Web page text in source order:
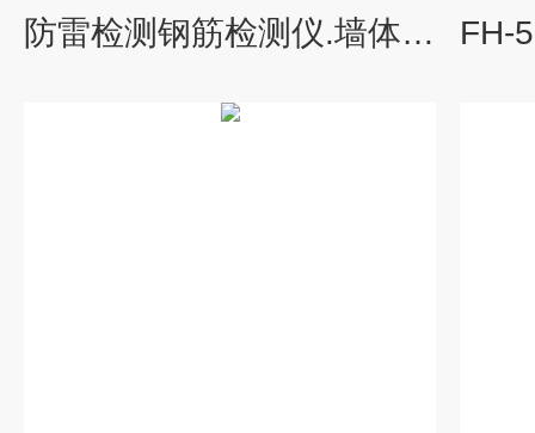
防雷检测钢筋检测仪.墙体钢筋探测仪